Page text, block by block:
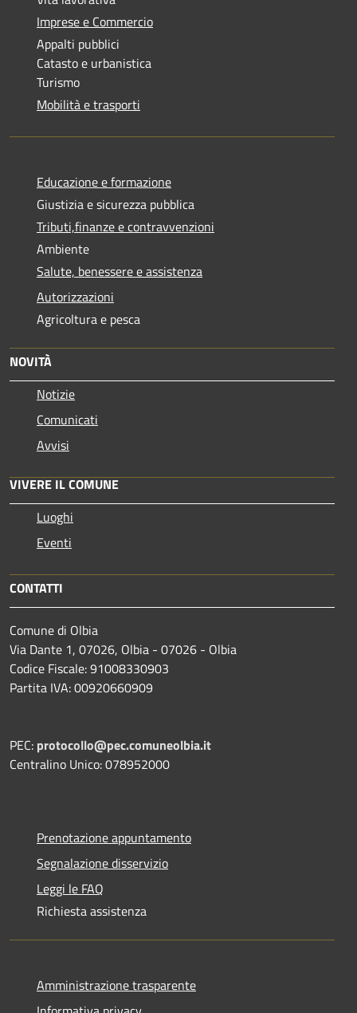
Imprese e Commercio
Appalti pubblici
Catasto e urbanistica
Turismo
Mobilità e trasporti
Educazione e formazione
Giustizia e sicurezza pubblica
Tributi,finanze e contravvenzioni
Ambiente
Salute, benessere e assistenza
Autorizzazioni
Agricoltura e pesca
NOVITÀ
Notizie
Comunicati
Avvisi
VIVERE IL COMUNE
Luoghi
Eventi
CONTATTI
Comune di Olbia
Via Dante 1, 07026, Olbia - 07026 - Olbia
Codice Fiscale: 91008330903
Partita IVA: 00920660909
PEC: protocollo@pec.comuneolbia.it
Centralino Unico: 078952000
Prenotazione appuntamento
Segnalazione disservizio
Leggi le FAQ
Richiesta assistenza
Amministrazione trasparente